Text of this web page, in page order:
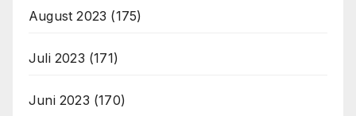
August 2023 (175)
Juli 2023 (171)
Juni 2023 (170)